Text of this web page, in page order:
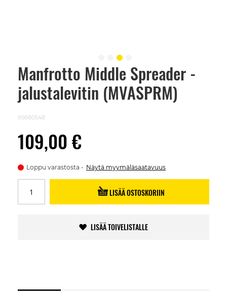
Manfrotto Middle Spreader -
jalustalevitin (MVASPRM)
95680548
109,00 €
Loppu varastosta Näytä myymäläsaatavuus
LISÄÄ OSTOSKORIIN
LISÄÄ TOIVELISTALLE
Skip
beginning
images